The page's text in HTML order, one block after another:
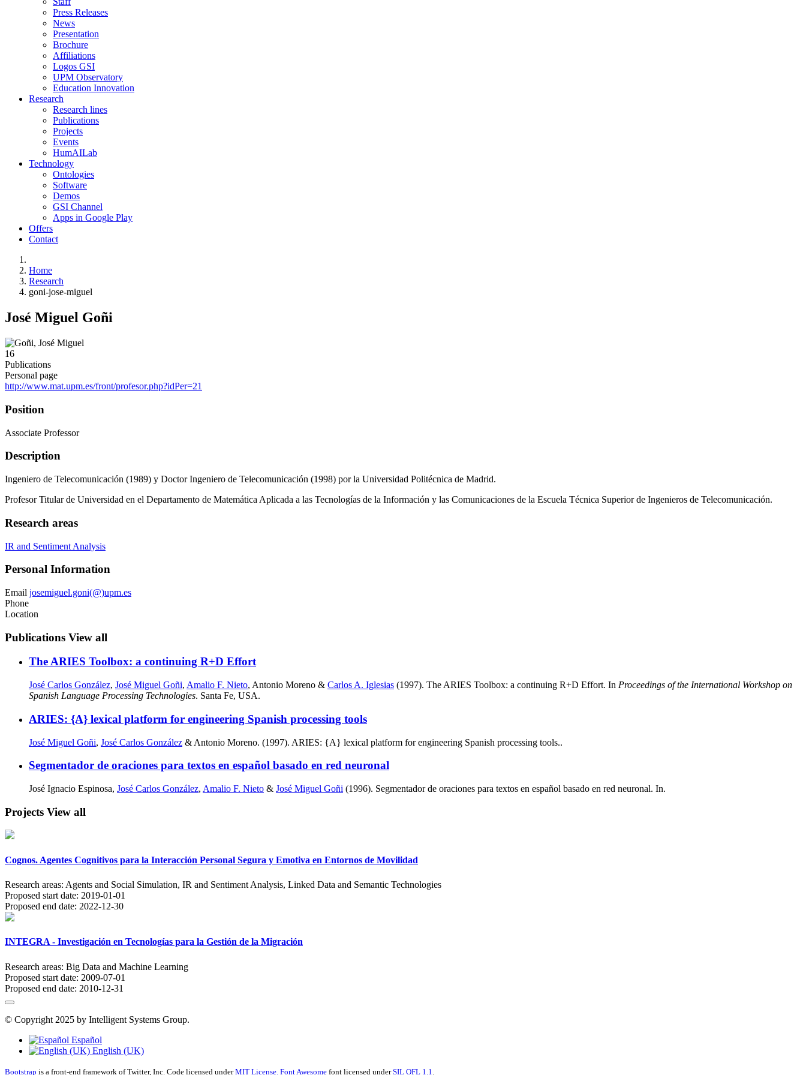
Press Releases
News
Presentation
Brochure
Affiliations
Logos GSI
UPM Observatory
Education Innovation
Research
Research lines
Publications
Projects
Events
HumAILab
Technology
Ontologies
Software
Demos
GSI Channel
Apps in Google Play
Offers
Contact
Home
Research
goni-jose-miguel
José Miguel Goñi
16
Publications
Personal page
http://www.mat.upm.es/front/profesor.php?idPer=21
Position
Associate Professor
Description
Ingeniero de Telecomunicación (1989) y Doctor Ingeniero de Telecomunicación (1998) por la Universidad Politécnica de Madrid.
Profesor Titular de Universidad en el Departamento de Matemática Aplicada a las Tecnologías de la Información y las Comunicaciones de la Escuela Técnica Superior de Ingenieros de Telecomunicación.
Research areas
IR and Sentiment Analysis
Personal Information
Email josemiguel.goni(@)upm.es
Phone
Location
Publications View all
The ARIES Toolbox: a continuing R+D Effort
José Carlos González, José Miguel Goñi, Amalio F. Nieto, Antonio Moreno & Carlos A. Iglesias (1997). The ARIES Toolbox: a continuing R+D Effort. In Proceedings of the International Workshop on
Spanish Language Processing Technologies. Santa Fe, USA.
ARIES: {A} lexical platform for engineering Spanish processing tools
José Miguel Goñi, José Carlos González & Antonio Moreno. (1997). ARIES: {A} lexical platform for engineering Spanish processing tools..
Segmentador de oraciones para textos en español basado en red neuronal
José Ignacio Espinosa, José Carlos González, Amalio F. Nieto & José Miguel Goñi (1996). Segmentador de oraciones para textos en español basado en red neuronal. In.
Projects View all
Cognos. Agentes Cognitivos para la Interacción Personal Segura y Emotiva en Entornos de Movilidad
Research areas: Agents and Social Simulation, IR and Sentiment Analysis, Linked Data and Semantic Technologies
Proposed start date: 2019-01-01
Proposed end date: 2022-12-30
INTEGRA - Investigación en Tecnologías para la Gestión de la Migración
Research areas: Big Data and Machine Learning
Proposed start date: 2009-07-01
Proposed end date: 2010-12-31
© Copyright 2025 by Intelligent Systems Group.
Español
English (UK)
Bootstrap is a front-end framework of Twitter, Inc. Code licensed underMIT License. Font Awesome font licensed underSIL OFL 1.1